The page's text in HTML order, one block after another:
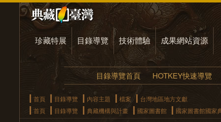
珍藏特展 目錄導覽 技術體驗 成果網站資源
目錄導覽首頁 HOTKEY快速導覽
首頁 目錄導覽 內容主題 檔案
台灣地區地方文獻
首頁
目錄導覽 典藏機構與計畫 國家圖書館 國家圖書館國家